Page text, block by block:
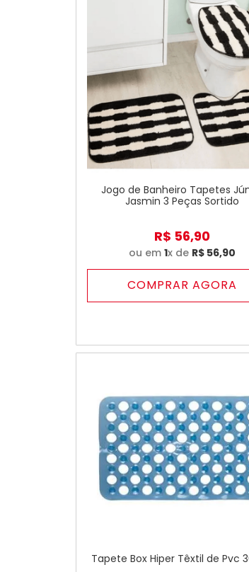
Jogo de Banheiro Tapetes
Jasmin 3 Peças Sortido
R$ 56,90
ou em 1x de R$ 56,90
COMPRAR AGORA
Tapete Box Hiper Têxtil de Pvc